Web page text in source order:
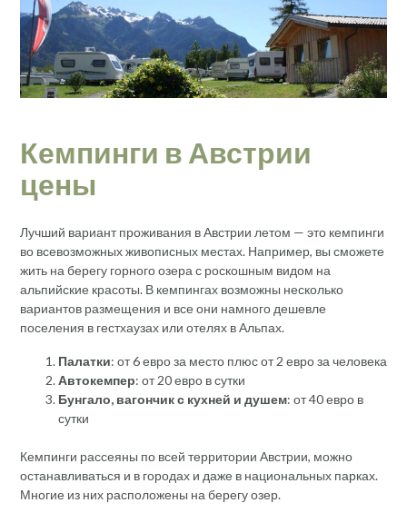
Кемпинги в Австрии
цены
Лучший вариант проживания в Австрии летом — это кемпинги
во всевозможных живописных местах. Например, вы сможете
жить на берегу горного озера с роскошным видом на
альпийские красоты. В кемпингах возможны несколько
вариантов размещения и все они намного дешевле
поселения в гестхаузах или отелях в Альпах.
Палатки: от 6 евро за место плюс от 2 евро за человека
Автокемпер: от 20 евро в сутки
Бунгало, вагончик с кухней и душем: от 40 евро в
сутки
Кемпинги рассеяны по всей территории Австрии, можно
останавливаться и в городах и даже в национальных парках.
Многие из них расположены на берегу озер.